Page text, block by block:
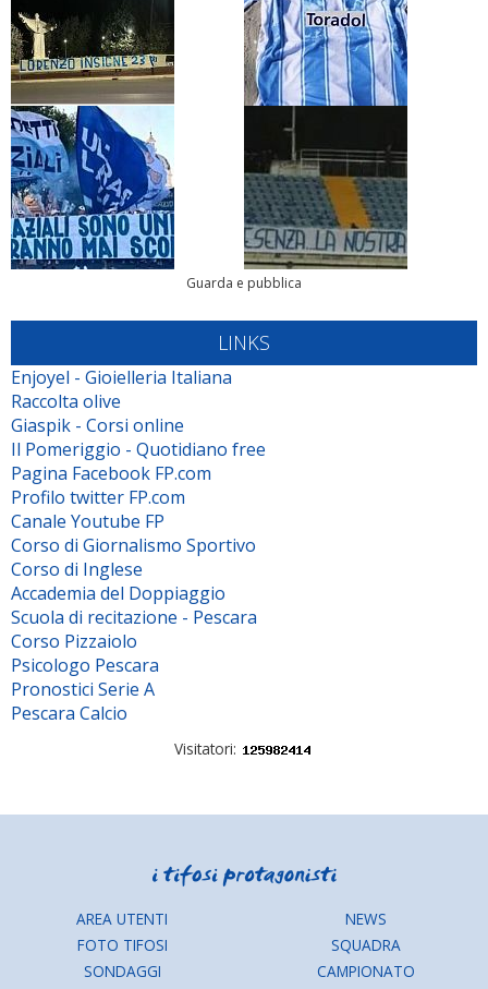
Guarda e pubblica
LINKS
Enjoyel - Gioielleria Italiana
Raccolta olive
Giaspik - Corsi online
Il Pomeriggio - Quotidiano free
Pagina Facebook FP.com
Profilo twitter FP.com
Canale Youtube FP
Corso di Giornalismo Sportivo
Corso di Inglese
Accademia del Doppiaggio
Scuola di recitazione - Pescara
Corso Pizzaiolo
Psicologo Pescara
Pronostici Serie A
Pescara Calcio
Visitatori:
AREA UTENTI
FOTO TIFOSI
SONDAGGI
NEWS
SQUADRA
CAMPIONATO